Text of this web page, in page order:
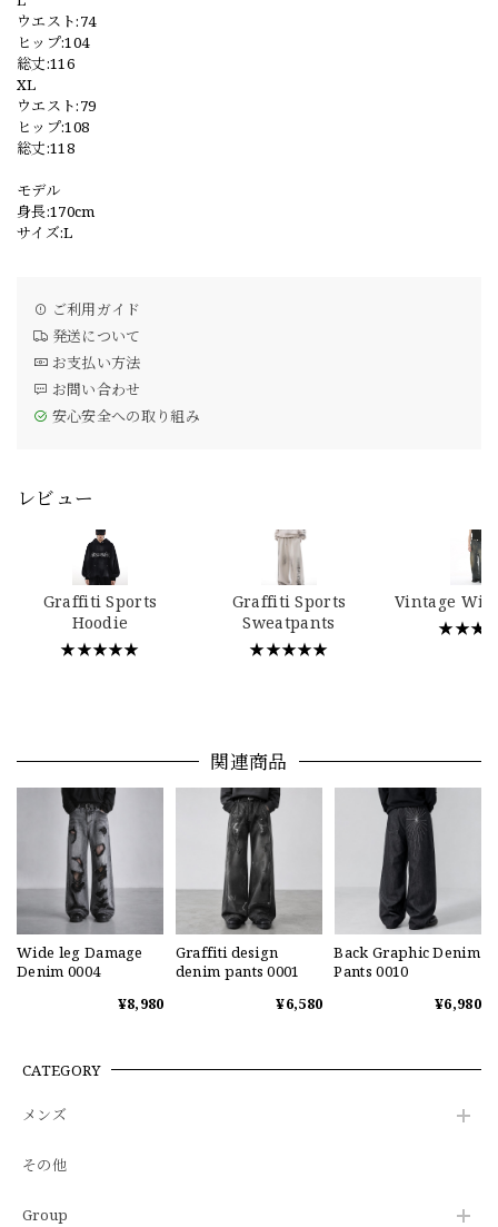
ウエスト:74
ヒップ:104
総丈:116
XL
ウエスト:79
ヒップ:108
総丈:118
モデル
身長:170cm
サイズ:L
ご利用ガイド
発送について
お支払い方法
お問い合わせ
安心安全への取り組み
レビュー
Graffiti Sports
Hoodie
★★★★★
Graffiti Sports
Sweatpants
★★★★★
Vintage
関連商品
Wide leg Damage
Denim 0004
¥8,980
Graffiti design
denim pants 0001
¥6,580
Back Graphic Denim
Pants 0010
¥6,980
CATEGORY
メンズ
その他
Group